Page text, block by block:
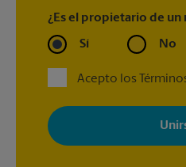
¿Es el propietario de un
Sí No
Acepto los
Al registrarse, acepta recibir
Store con noticias, ofertas
adaptados a sus intereses. Puede
momento. Para más